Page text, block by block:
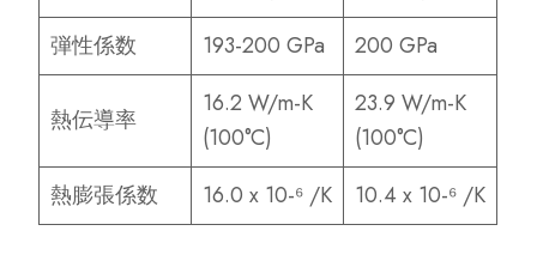
弾性係数
193-200 GPa 200 GPa
熱伝導率
16.2 W/m-K
(100°C)
23.9 W/m-K
(100°C)
熱膨張係数
16.0 x 10-⁶ /K 10.4 x 10-⁶ /K